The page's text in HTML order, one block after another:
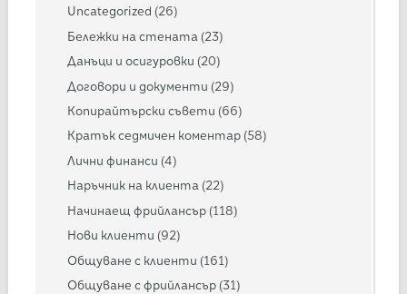
Uncategorized (26)
Бележки на стената (23)
Данъци и осигуровки (20)
Договори и документи (29)
Копирайтърски съвети (66)
Кратък седмичен коментар (58)
Лични финанси (4)
Наръчник на клиента (22)
Начинаещ фрийлансър (118)
Нови клиенти (92)
Общуване с клиенти (161)
Общуване с фрийлансър (31)